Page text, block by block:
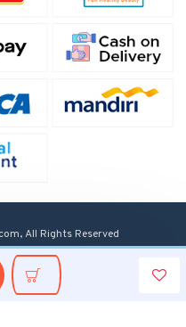
All Rights Reserved